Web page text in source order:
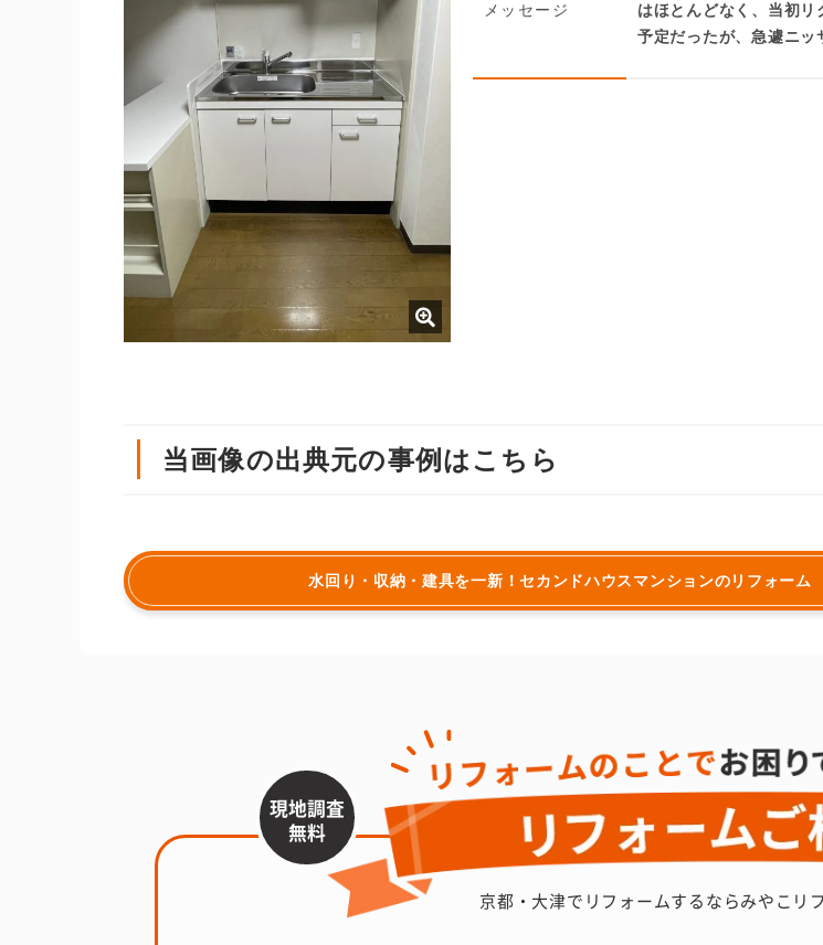
メッセージ
はほとんどなく、当初リ
予定だったが、急遽ニッ
当画像の出典元の事例はこちら
水回り・収納・建具を一新！セカンドハウスマンションのリフォーム
現地調査
無料
京都・大津でリフォームするならみやこリ